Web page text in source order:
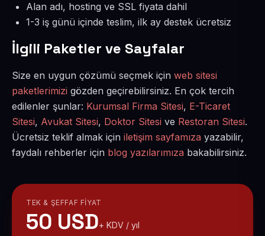
Alan adı, hosting ve SSL fiyata dahil
1-3 iş günü içinde teslim, ilk ay destek ücretsiz
İlgili Paketler ve Sayfalar
Size en uygun çözümü seçmek için web sitesi
paketlerimizi gözden geçirebilirsiniz. En çok tercih
edilenler şunlar: Kurumsal Firma Sitesi, E-Ticaret
Sitesi, Avukat Sitesi, Doktor Sitesi ve Restoran Sitesi.
Ücretsiz teklif almak için iletişim sayfamıza yazabilir,
faydalı rehberler için blog yazılarımıza bakabilirsiniz.
TEK & ŞEFFAF FIYAT
50 USD+ KDV / yıl